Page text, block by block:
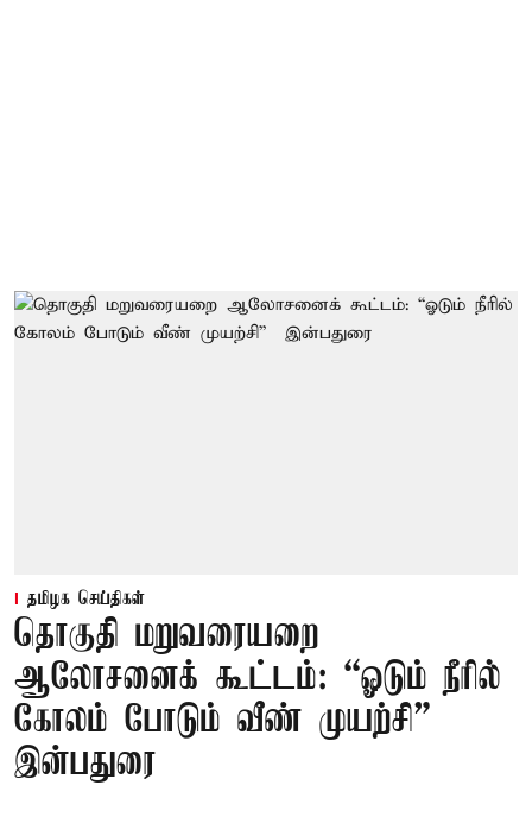
தமிழக செய்திகள்
தொகுதி மறுவரையறை
ஆலோசனைக் கூட்டம்: “ஓடும் நீரில்
கோலம் போடும் வீண் முயற்சி” –
இன்பதுரை